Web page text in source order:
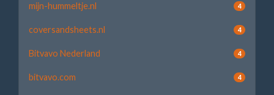
mijn-hummeltje.nl 4
coversandsheets.nl 4
Bitvavo Nederland 4
bitvavo.com 4